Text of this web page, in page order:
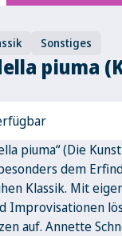
Sonstiges
piuma
piuma“ (Die
dem
Klassik. Mit
Improvisationen
auf. Annette